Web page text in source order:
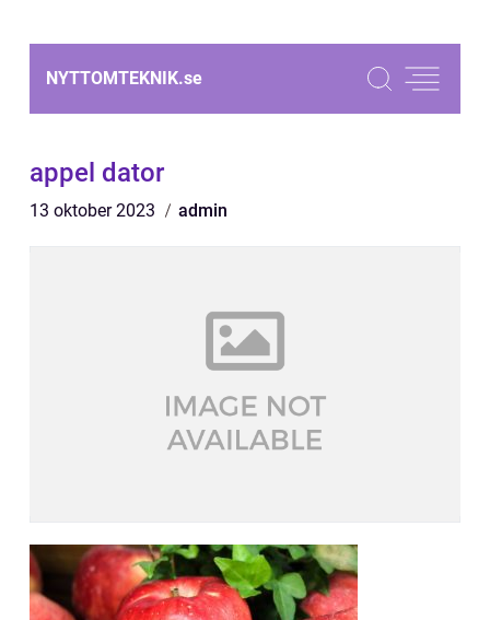
NYTTOMTEKNIK.se
appel dator
13 oktober 2023 admin